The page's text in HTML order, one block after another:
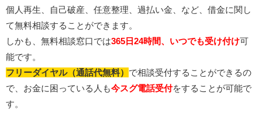
個人再生、自己破産、任意整理、過払い金、など、借金に関し
て無料相談することができます。
しかも、無料相談窓口では365日24時間、いつでも受け付け可
能です。
フリーダイヤル（通話代無料） で相談受付することができるの
で、お金に困っている人も今スグ電話受付をすることが可能で
す。